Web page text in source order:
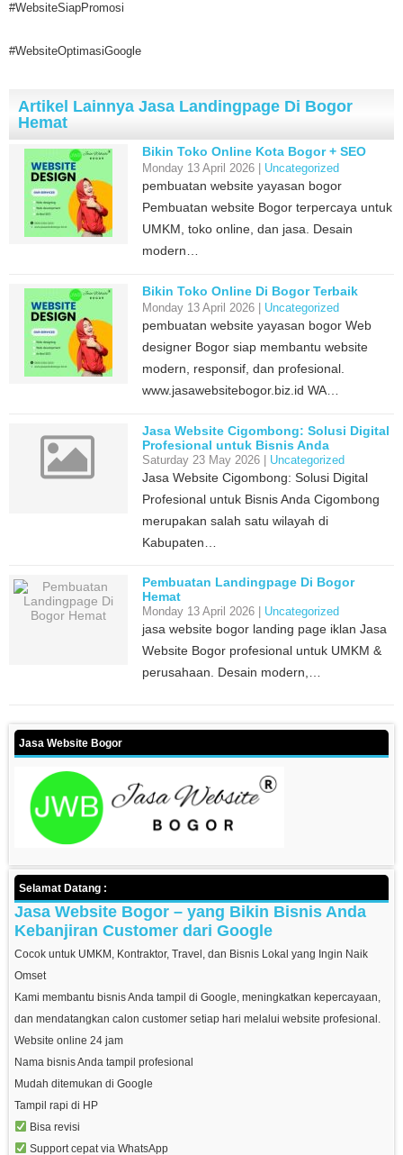
#WebsiteSiapPromosi
#WebsiteOptimasiGoogle
Artikel Lainnya Jasa Landingpage Di Bogor
Hemat
Bikin Toko Online Kota Bogor + SEO
Monday 13 April 2026 | Uncategorized
pembuatan website yayasan bogor
Pembuatan website Bogor terpercaya untuk
UMKM, toko online, dan jasa. Desain
modern…
Bikin Toko Online Di Bogor Terbaik
Monday 13 April 2026 | Uncategorized
pembuatan website yayasan bogor Web
designer Bogor siap membantu website
modern, responsif, dan profesional.
www.jasawebsitebogor.biz.id WA…
Jasa Website Cigombong: Solusi Digital
Profesional untuk Bisnis Anda
Saturday 23 May 2026 | Uncategorized
Jasa Website Cigombong: Solusi Digital
Profesional untuk Bisnis Anda Cigombong
merupakan salah satu wilayah di
Kabupaten…
Pembuatan Landingpage Di Bogor
Hemat
Monday 13 April 2026 | Uncategorized
jasa website bogor landing page iklan Jasa
Website Bogor profesional untuk UMKM &
perusahaan. Desain modern,…
Jasa Website Bogor
Selamat Datang :
Jasa Website Bogor – yang Bikin Bisnis Anda
Kebanjiran Customer dari Google
Cocok untuk UMKM, Kontraktor, Travel, dan Bisnis Lokal yang Ingin Naik
Omset
Kami membantu bisnis Anda tampil di Google, meningkatkan kepercayaan,
dan mendatangkan calon customer setiap hari melalui website profesional.
Website online 24 jam
Nama bisnis Anda tampil profesional
Mudah ditemukan di Google
Tampil rapi di HP
Bisa revisi
Support cepat via WhatsApp